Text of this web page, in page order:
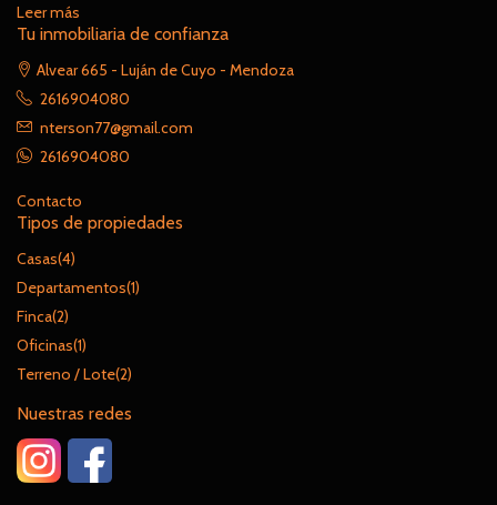
Leer más
Tu inmobiliaria de confianza
Alvear 665 - Luján de Cuyo - Mendoza
2616904080
nterson77@gmail.com
2616904080
Contacto
Tipos de propiedades
Casas(4)
Departamentos(1)
Finca(2)
Oficinas(1)
Terreno / Lote(2)
Nuestras redes